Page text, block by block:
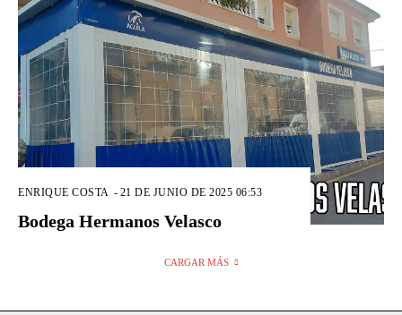
ENRIQUE COSTA - 21 DE JUNIO DE 2025 06:53
Bodega Hermanos Velasco
CARGAR MÁS